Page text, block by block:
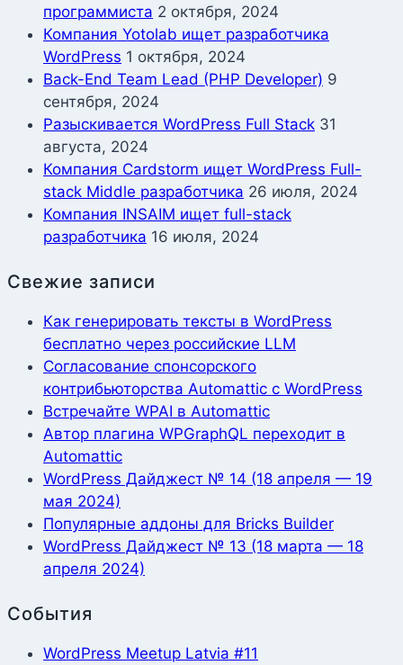
программиста 2 октября, 2024
Компания Yotolab ищет разработчика
WordPress 1 октября, 2024
Back-End Team Lead (PHP Developer) 9
сентября, 2024
Разыскивается WordPress Full Stack 31
августа, 2024
Компания Cardstorm ищет WordPress Full-
stack Middle разработчика 26 июля, 2024
Компания INSAIM ищет full-stack
разработчика 16 июля, 2024
Свежие записи
Как генерировать тексты в WordPress
бесплатно через российские LLM
Согласование спонсорского
контрибьюторства Automattic с WordPress
Встречайте WPAI в Automattic
Автор плагина WPGraphQL переходит в
Automattic
WordPress Дайджест № 14 (18 апреля — 19
мая 2024)
Популярные аддоны для Bricks Builder
WordPress Дайджест № 13 (18 марта — 18
апреля 2024)
События
WordPress Meetup Latvia #11